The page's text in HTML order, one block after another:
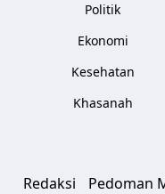
Politik
Ekonomi
Kesehatan
Khasanah
Redaksi Pedoman